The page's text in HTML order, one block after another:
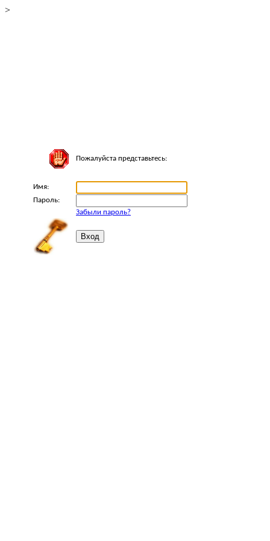
>
Пожалуйста представьтесь:
Имя:
Пароль:
Забыли пароль?